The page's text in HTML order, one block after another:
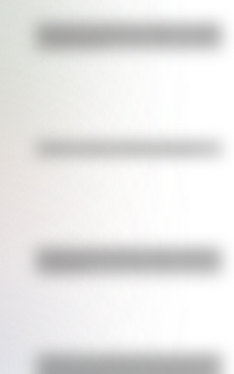
Bandera de Bolivia: historia, origen
Bandera de Ecuador para colorear
¿Sabías que Argentina tuvo la torre